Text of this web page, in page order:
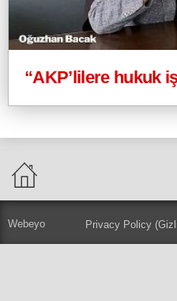
“AKP’lilere hukuk
Webeyo Privacy Policy